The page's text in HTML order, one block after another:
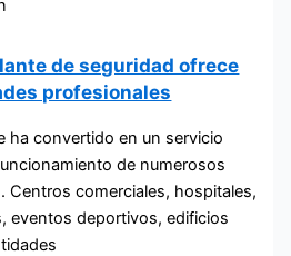
de seguridad ofrece
profesionales
ha convertido en un servicio
de numerosos
Centros comerciales, hospitales,
eventos deportivos, edificios